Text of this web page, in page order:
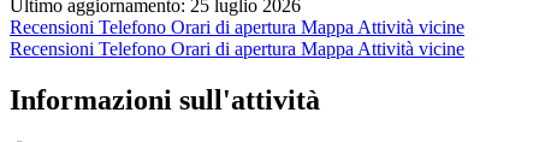
Ultimo aggiornamento: 25 luglio 2026
Recensioni Telefono Orari di apertura Mappa Attività vicine
Recensioni Telefono Orari di apertura Mappa Attività vicine
Informazioni sull'attività